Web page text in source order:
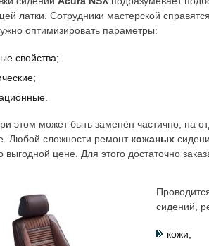
латки. Сотрудники мастерской
оптимизировать параметры:
свойства;
этом может быть заменён частично, на
Любой сложности ремонт кожаных
выгодной цене. Для этого достаточно
сидений,
кожи;